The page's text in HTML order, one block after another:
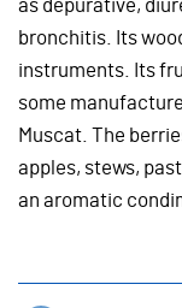
as depurative,
bronchitis. Its
instruments. Its
some
Muscat. The
apples, stews,
an aromatic